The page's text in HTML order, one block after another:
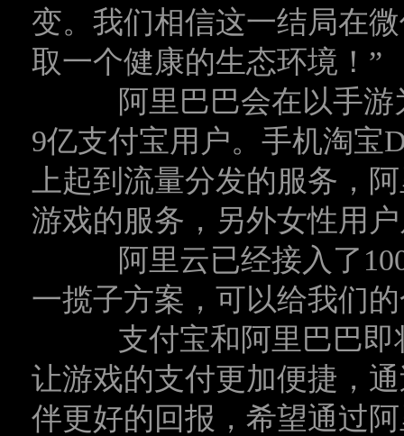
变。我们相信这一结局在
取一个健康的生态环境！”
阿里巴巴会在以手游
9亿支付宝用户。手机淘宝
上起到流量分发的服务，
游戏的服务，另外女性用
阿里云已经接入了100
一揽子方案，可以给我们
支付宝和阿里巴巴即
让游戏的支付更加便捷，
伴更好的回报，希望通过